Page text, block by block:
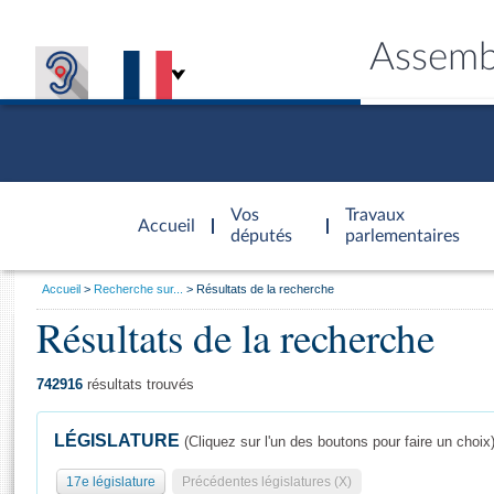
Accueil
d'accueil
Vos
députés
Travaux
parlementaires
Général
Vous
Accueil Recherche sur... Résultats de la recherche
Résultats de la recherche
742916 résultats trouvés
LÉGISLATURE (Cliquez sur l'un des boutons pour faire un choix)
17e législature Précédentes législatures (X)